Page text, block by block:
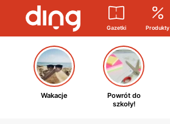
Gazetki Produkty
Wakacje
Powrót do
szkoły!